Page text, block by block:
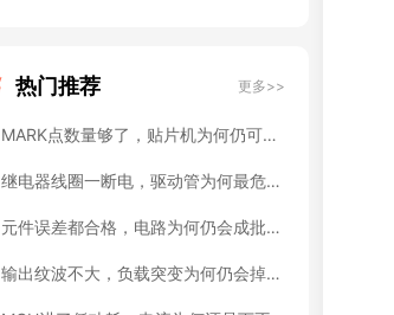
热门推荐 更多>>
MARK点数量够了，贴片机为何仍可能认不准？
继电器线圈一断电，驱动管为何最危险？
元件误差都合格，电路为何仍会成批越界？
输出纹波不大，负载突变为何仍会掉压？